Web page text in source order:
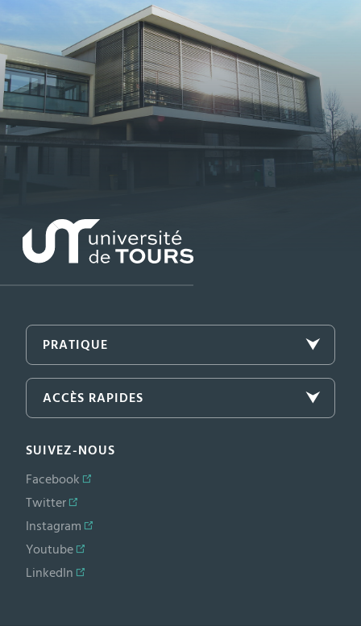
PRATIQUE
ACCÈS RAPIDES
SUIVEZ-NOUS
Facebook
Twitter
Instagram
Youtube
LinkedIn